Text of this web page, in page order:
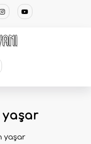
yaşar
yaşar